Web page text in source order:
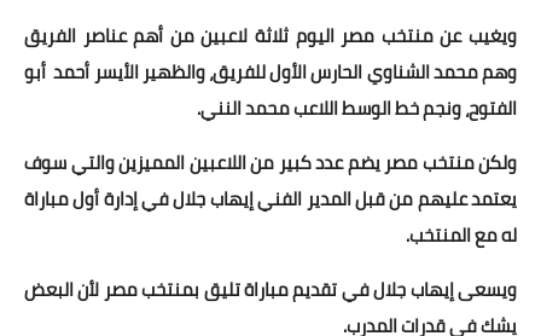
ويغيب عن منتخب مصر اليوم ثلاثة لاعبين من أهم عناصر الفريق
وهم محمد الشناوي الحارس الأول للفريق، والظهير الأيسر أحمد أبو
الفتوح، ونجم خط الوسط اللاعب محمد النني.
ولكن منتخب مصر يضم عدد كبير من اللاعبين المميزين والتي سوف
يعتمد عليهم من قبل المدير الفني إيهاب جلال في إدارة أول مباراة
له مع المنتخب.
ويسعى إيهاب جلال في تقديم مباراة تليق بمنتخب مصر لأن البعض
يشك في قدرات المدرب.